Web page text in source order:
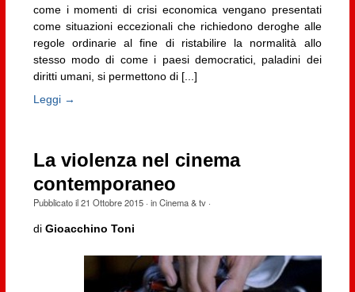
come i momenti di crisi economica vengano presentati
come situazioni eccezionali che richiedono deroghe alle
regole ordinarie al fine di ristabilire la normalità allo
stesso modo di come i paesi democratici, paladini dei
diritti umani, si permettono di [...]
Leggi →
La violenza nel cinema
contemporaneo
Pubblicato il21 Ottobre 2015· inCinema & tv·
di Gioacchino Toni